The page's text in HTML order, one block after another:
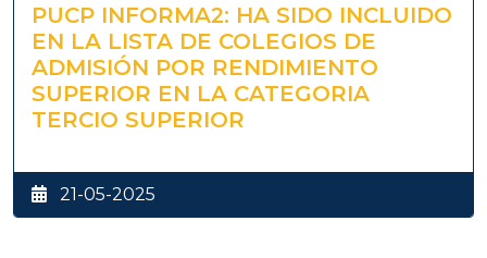
PUCP INFORMA2: HA SIDO INCLUIDO
EN LA LISTA DE COLEGIOS DE
ADMISIÓN POR RENDIMIENTO
SUPERIOR EN LA CATEGORIA
TERCIO SUPERIOR
21-05-2025